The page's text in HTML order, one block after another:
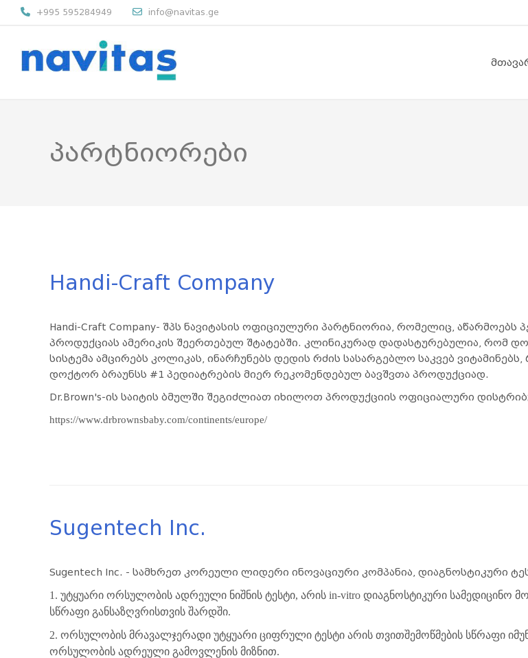
+995 595284949 info@navitas.ge
პარტნიორები
Handi-Craft Company
Handi-Craft Company- შპს ნავიტასის ოფიციულური პარტნიორია, რომელიც,
პროდუქციას ამერიკის შეერთებულ შტატებში. კლინიკურად დადასტურებულია, რომ
სისტემა ამცირებს კოლიკას, ინარჩუნებს დედის რძის სასარგებლო საკვებ
დოქტორ ბრაუნსს #1 პედიატრების მიერ რეკომენდებულ ბავშვთა პროდუქციად.
Dr.Brown's-ის საიტის ბმულში შეგიძლიათ იხილოთ პროდუქციის ოფიციალური
https://www.drbrownsbaby.com/continents/europe/
Sugentech Inc.
Sugentech Inc. - სამხრეთ კორეული ლიდერი ინოვაციური კომპანია, დიაგნოსტიკური
1. უტყუარი ორსულობის ადრეული ნიშნის ტესტი, არის in-vitro დიაგნოსტიკური სამედიცინო
სწრაფი განსაზღვრისთვის შარდში.
2. ორსულობის მრავალჯერადი უტყუარი ციფრული ტესტი არის თვითშემოწმების სწრაფი
ორსულობის ადრეული გამოვლენის მიზნით.